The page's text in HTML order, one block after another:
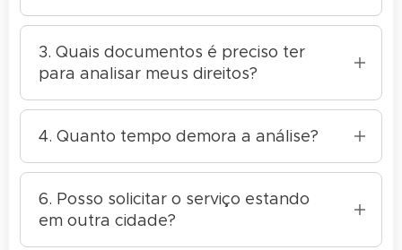
Tem direito sim! Inclusive a danos morais.
Mas também tem direito ao FGTS, Aviso
Prévio, Seguro Desemprego e muito mais!
3. Quais documentos é preciso ter
para analisar meus direitos?
Somente alguns documentos, como
registros de pagamento (PIX), conversas de
sem documento algum.
4. Quanto tempo demora a análise?
Fazemos rapidamente pelo WhatsApp!
6. Posso solicitar o serviço estando
em outra cidade?